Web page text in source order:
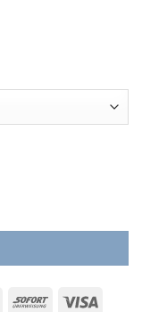
MasterCardSofort